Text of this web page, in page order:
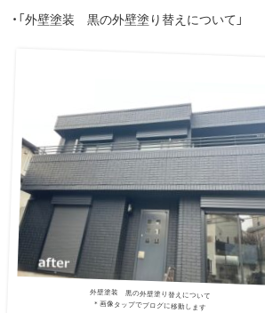
・「外壁塗装 黒の外壁塗り替えについて」
外壁塗装 黒の外壁塗り替えについて
＊画像タップでブログに移動します